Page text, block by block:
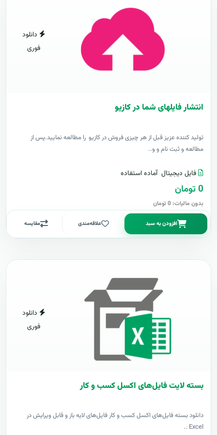
دانلود
فوری
انتشار فایلهای شما در کازیو
توليد کننده عزيز قبل از هر چیزی فروش در کازیو را مطالعه نمایید.پس از
مطالعه و ثبت نام و و..
فایل دیجیتال آماده استفاده
0 تومان
بدون مالیات: 0 تومان
افزودن به سبد علاقه‌مندی مقایسه
دانلود
فوری
بسته لایت فایل‌های اکسل کسب و کار
دانلود بسته فایل‌های اکسل کسب و کار فایل‌های لایه باز و قابل ویرایش در
Excel ..